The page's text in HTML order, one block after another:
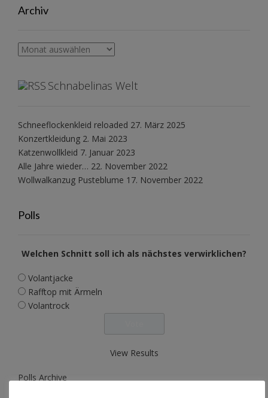
Archiv
Archiv
Schnabelinas Welt
Schneeflockenkleid reloaded 27. März 2025
Konzertkleidung 2. Mai 2023
Katzenwollkleid 7. Januar 2023
Alle Jahre wieder… 22. November 2022
Wollwalkanzug Pusteblume 17. November 2022
Polls
Welchen Schnitt soll ich als nächstes verwirklichen?
Volantjacke
Rafftop mit Ärmeln
Volantrock
View Results
Polls Archive